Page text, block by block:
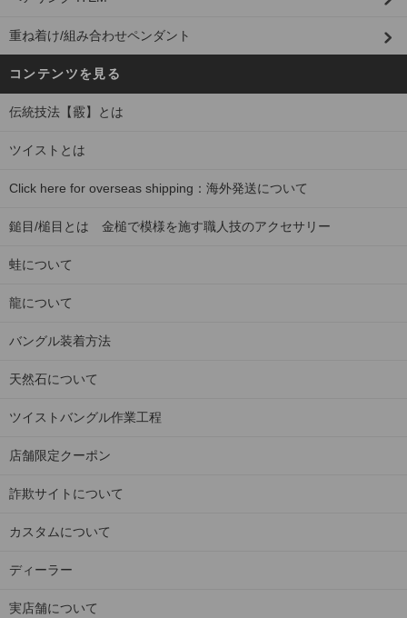
重ね着け/組み合わせペンダント
コンテンツを見る
伝統技法【霰】とは
ツイストとは
Click here for overseas shipping：海外発送について
鎚目/槌目とは 金槌で模様を施す職人技のアクセサリー
蛙について
龍について
バングル装着方法
天然石について
ツイストバングル作業工程
店舗限定クーポン
詐欺サイトについて
カスタムについて
ディーラー
実店舗について